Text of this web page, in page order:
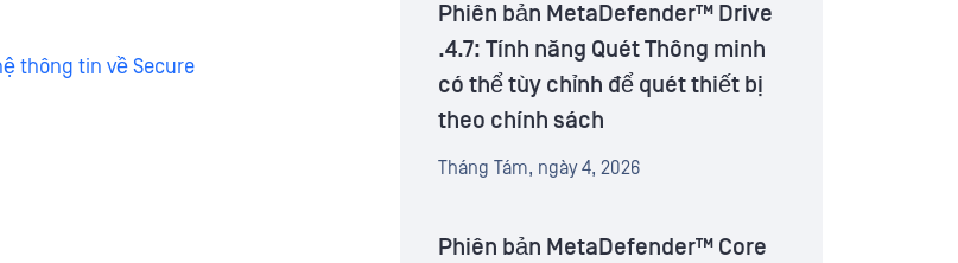
thông tin về Secure
Phiên bản MetaDefender™ Drive
.4.7: Tính năng Quét Thông minh
có thể tùy chỉnh để quét thiết bị
theo chính sách
Tháng Tám, ngày 4, 2026
Phiên bản MetaDefender™ Core